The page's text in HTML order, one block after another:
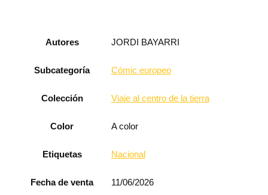
Autores JORDI BAYARRI
Subcategoría Cómic europeo
Colección Viaje al centro de la tierra
Color A color
Etiquetas Nacional
Fecha de venta 11/06/2026